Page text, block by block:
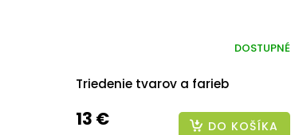
Triedenie tvarov a farieb
DOSTUPNÉ
13 € DO KOŠÍKA